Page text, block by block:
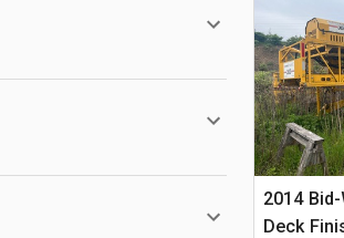
2014
Deck